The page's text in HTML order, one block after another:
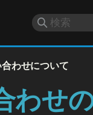
合わせについて
わせ